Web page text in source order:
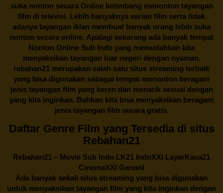
suka nonton secara Online ketimbang menonton tayangan
film di televisi. Lebih banyaknya varian film serta tidak
adanya tayangan iklan membuat banyak orang lebih suka
nonton secara online. Apalagi sekarang ada banyak tempat
Nonton Online Sub Indo yang memudahkan kita
menyaksikan tayangan luar negeri dengan nyaman.
rebahan21 merupakan salah satu situs streaming terbaik
yang bisa digunakan sebagai tempat menonton beragam
jenis tayangan film yang keren dan menarik sesuai dengan
yang kita inginkan. Bahkan kita bisa menyaksikan beragam
jenis tayangan film secara gratis.
Daftar Genre Film yang Tersedia di situs
Rebahan21
Rebahan21 – Movie Sub Indo LK21 IndoXXI LayarKaca21
CinemaXXI Ganool
Ada banyak sekali situs streaming yang bisa digunakan
untuk menyaksikan tayangan film yang kita inginkan dengan